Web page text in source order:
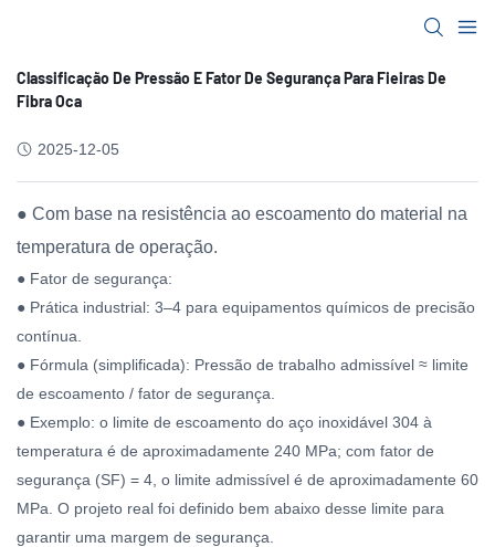
Classificação De Pressão E Fator De Segurança Para Fieiras De
Fibra Oca
2025-12-05
● Com base na resistência ao escoamento do material na
temperatura de operação.
● Fator de segurança:
● Prática industrial: 3–4 para equipamentos químicos de precisão
contínua.
● Fórmula (simplificada): Pressão de trabalho admissível ≈ limite
de escoamento / fator de segurança.
● Exemplo: o limite de escoamento do aço inoxidável 304 à
temperatura é de aproximadamente 240 MPa; com fator de
segurança (SF) = 4, o limite admissível é de aproximadamente 60
MPa. O projeto real foi definido bem abaixo desse limite para
garantir uma margem de segurança.